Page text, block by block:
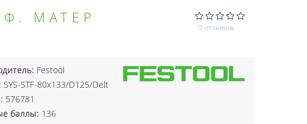
МАТЕР
0 отзывов
Festool
SYS-STF-80x133/D125/Delt
576781
баллы: 136